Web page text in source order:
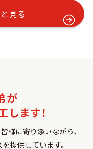
思い出しました。 外壁
れしく本当に満足しま
。 知り合いに紹介した
ありがとうございまし
見る
が
します！
様に寄り添いながら、
提供しています。